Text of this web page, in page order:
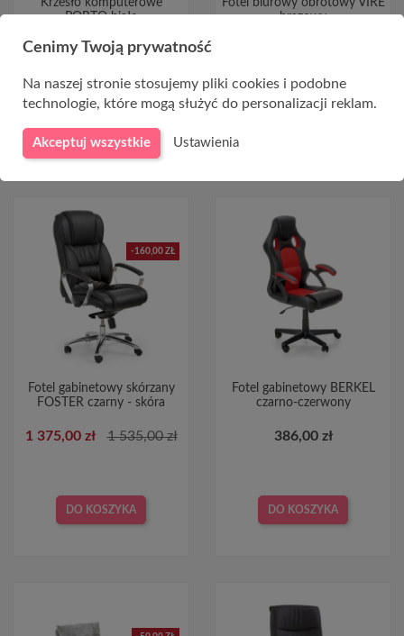
PORTO białe
349,00 zł
brązowy
-160,00 ZŁ
Fotel gabinetowy skórzany
FOSTER czarny - skóra
1 375,00 zł 1 535,00 zł
DO KOSZYKA
Fotel gabinetowy BERKEL
czarno-czerwony
386,00 zł
DO KOSZYKA
Cenimy Twoją prywatność
Na naszej stronie stosujemy pliki cookies i podobne
technologie, które mogą służyć do personalizacji reklam.
Akceptuj wszystkie Ustawienia